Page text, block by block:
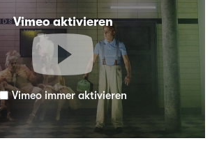
Vimeo aktivieren
Vimeo immer aktivieren